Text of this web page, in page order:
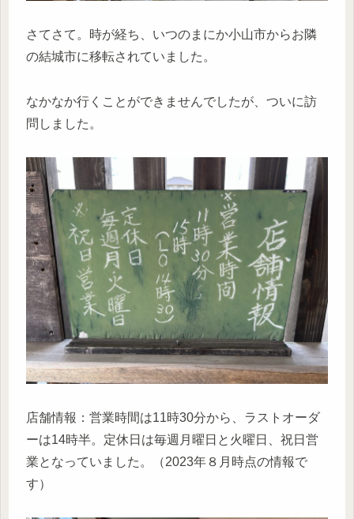
さてさて。時が経ち、いつのまにか小山市からお隣
の結城市に移転されていました。
なかなか行くことができませんでしたが、ついに訪
問しました。
店舗情報：営業時間は11時30分から、ラストオーダ
ーは14時半。定休日は毎週月曜日と火曜日、祝日営
業となっていました。（2023年８月時点の情報で
す）